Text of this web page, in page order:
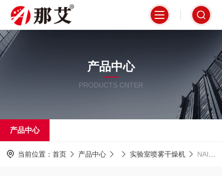
产品中心
PRODUCTS CNTER
产品中心
当前位置： 首页 产品中心 实验室喷雾干燥机 NAI-GZJ-Y不锈钢引风除尘喷雾干燥机,实验可调速进料